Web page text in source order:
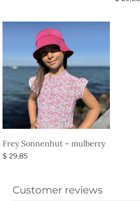
Frey Sonnenhut – mulberry
$ 29,85
Customer reviews